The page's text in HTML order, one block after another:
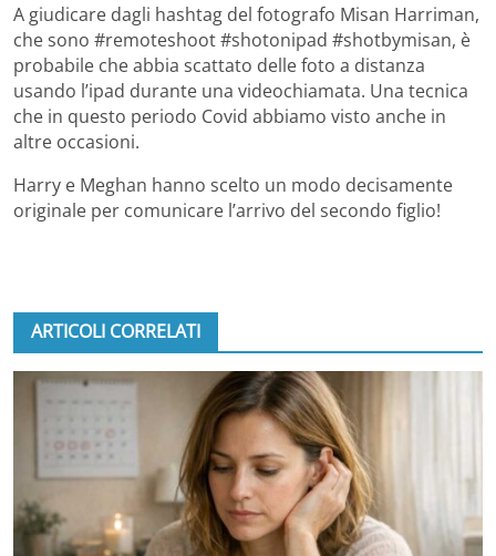
A giudicare dagli hashtag del fotografo Misan Harriman,
che sono #remoteshoot #shotonipad #shotbymisan, è
probabile che abbia scattato delle foto a distanza
usando l’ipad durante una videochiamata. Una tecnica
che in questo periodo Covid abbiamo visto anche in
altre occasioni.
Harry e Meghan hanno scelto un modo decisamente
originale per comunicare l’arrivo del secondo figlio!
ARTICOLI CORRELATI